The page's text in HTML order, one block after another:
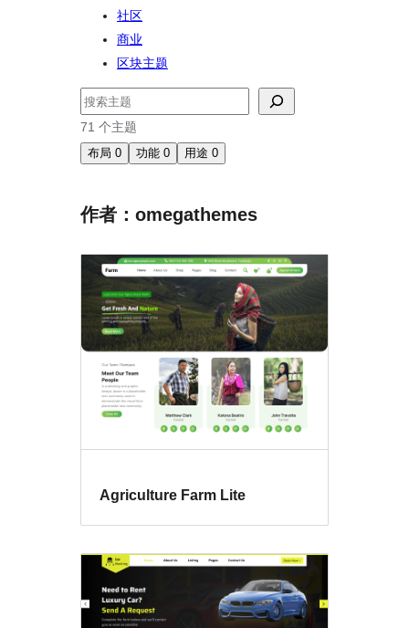
社区
商业
区块主题
搜
索
71 个主题
布局 0 功能 0 用途 0
作者：omegathemes
Agriculture Farm Lite